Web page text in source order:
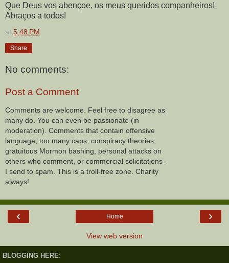
Que Deus vos abençoe, os meus queridos companheiros!
Abraços a todos!
at 5:48 PM
Share
No comments:
Post a Comment
Comments are welcome. Feel free to disagree as
many do. You can even be passionate (in
moderation). Comments that contain offensive
language, too many caps, conspiracy theories,
gratuitous Mormon bashing, personal attacks on
others who comment, or commercial solicitations-
I send to spam. This is a troll-free zone. Charity
always!
‹ ›
Home
View web version
BLOGGING HERE: